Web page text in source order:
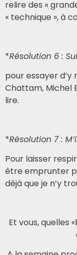
relire des «
« technique », à
*Résolution 6 :
pour essayer
Chattam, Michel
lire.
*Résolution 7 :
Pour laisser
être emprunter
déjà que je n’y
Et vous, quelles